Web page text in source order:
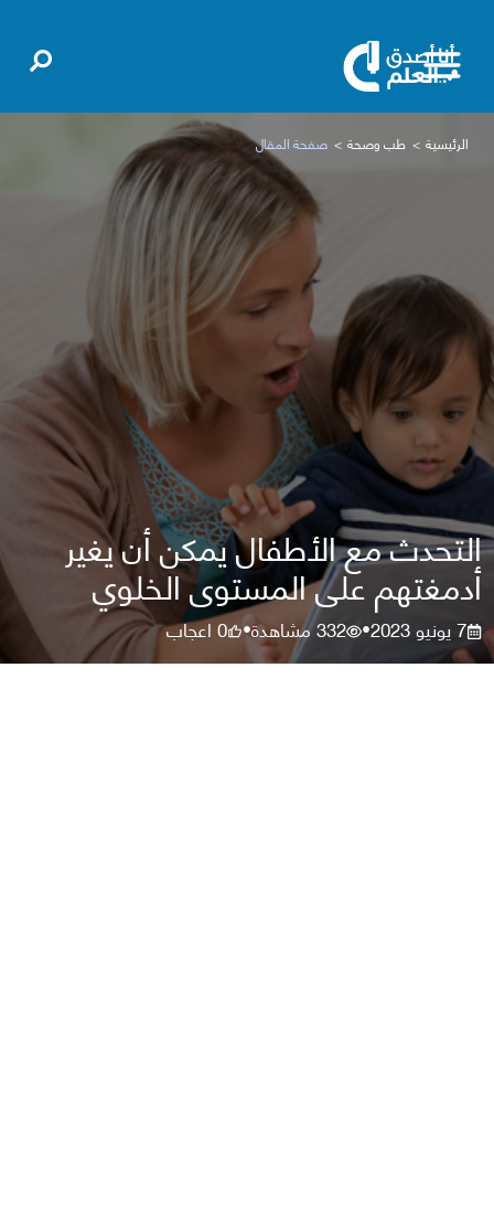
الرئيسية طب وصحة صفحة المقال
التحدث مع الأطفال يمكن أن يغير
أدمغتهم على المستوى الخلوي
7 يونيو 2023 •
332مشاهدة•
0اعجاب